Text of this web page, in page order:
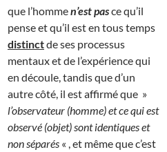
que l’hommen’est pasce qu’il
pense et qu’il est en tous temps
distinctde ses processus
mentaux et de l’expérience qui
en découle, tandis que d’un
autre côté, il est affirmé que »
l’observateur (homme) et ce qui est
observé (objet) sont identiques et
non séparés « , et même que c’est